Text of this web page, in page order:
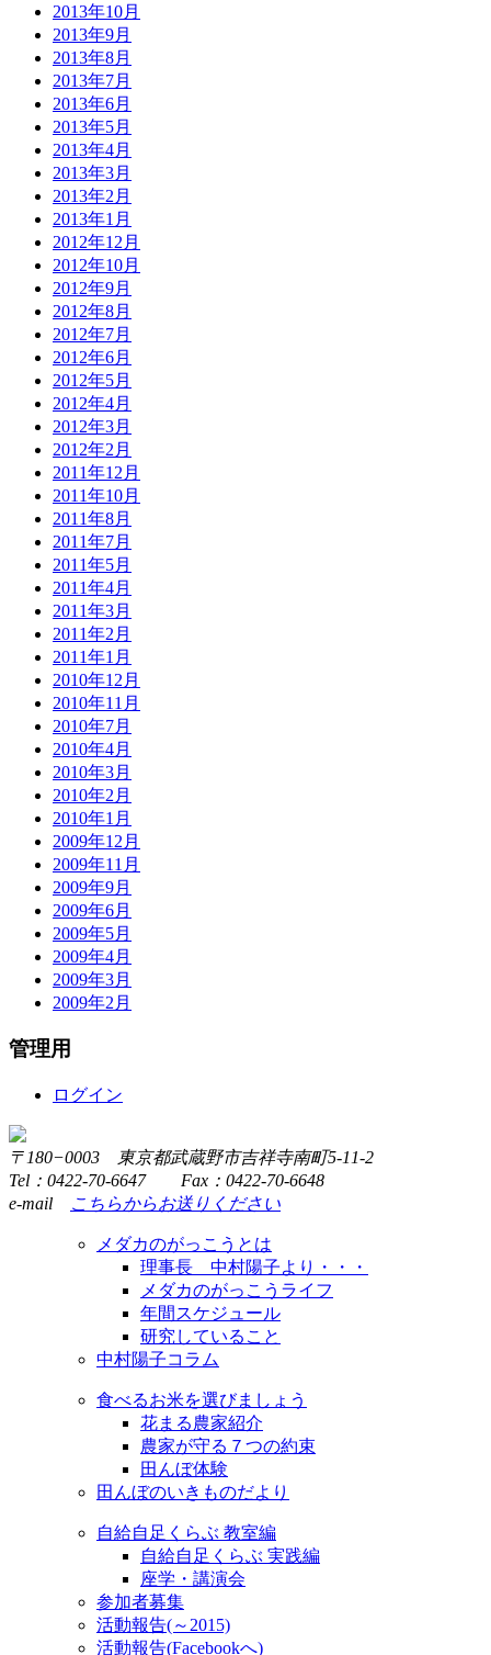
2013年10月
2013年9月
2013年8月
2013年7月
2013年6月
2013年5月
2013年4月
2013年3月
2013年2月
2013年1月
2012年12月
2012年10月
2012年9月
2012年8月
2012年7月
2012年6月
2012年5月
2012年4月
2012年3月
2012年2月
2011年12月
2011年10月
2011年8月
2011年7月
2011年5月
2011年4月
2011年3月
2011年2月
2011年1月
2010年12月
2010年11月
2010年7月
2010年4月
2010年3月
2010年2月
2010年1月
2009年12月
2009年11月
2009年9月
2009年6月
2009年5月
2009年4月
2009年3月
2009年2月
管理用
ログイン
〒180−0003 東京都武蔵野市吉祥寺南町5-11-2
Tel：0422-70-6647 Fax：0422-70-6648
e-mail
こちらからお送りください
メダカのがっこうとは
理事長 中村陽子より・・・
メダカのがっこうライフ
年間スケジュール
研究していること
中村陽子コラム
食べるお米を選びましょう
花まる農家紹介
農家が守る７つの約束
田んぼ体験
田んぼのいきものだより
自給自足くらぶ 教室編
自給自足くらぶ 実践編
座学・講演会
参加者募集
活動報告(～2015)
活動報告(Facebookへ)